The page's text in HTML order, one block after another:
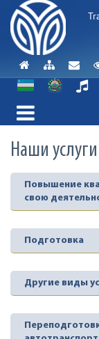
Наши услуги
Повышение
свою
Подготовка
Другие виды